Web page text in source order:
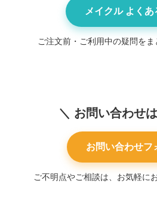
メイクル よくあ
ご注文前・ご利用中の疑問を
＼ お問い合わせ
お問い合わせフ
ご不明点やご相談は、お気軽に